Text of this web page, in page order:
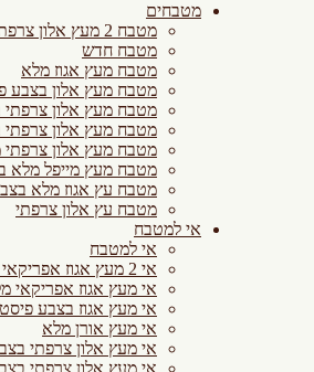
מטבחים
מטבח 2 מעץ אלון צרפתי מלא
מטבח חדש
מטבח מעץ אגוז מלא
מטבח מעץ אלון בצבע
מטבח מעץ אלון צרפתי
מטבח מעץ אלון
מטבח מעץ אלון צרפתי
מטבח מעץ מייפל מלא
מטבח עץ אגוז מלא
מטבח עץ אלון צרפתי
אי למטבח
אי למטבח
אי 2 מעץ אגוז אפריקאי מלא
אי מעץ אגוז אפריקאי
אי מעץ אגוז בצבע
אי מעץ אורן מלא
אי מעץ אלון צרפתי
אי מעץ אלון צרפתי